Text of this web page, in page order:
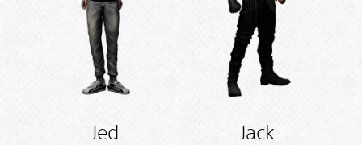
Jed Jack